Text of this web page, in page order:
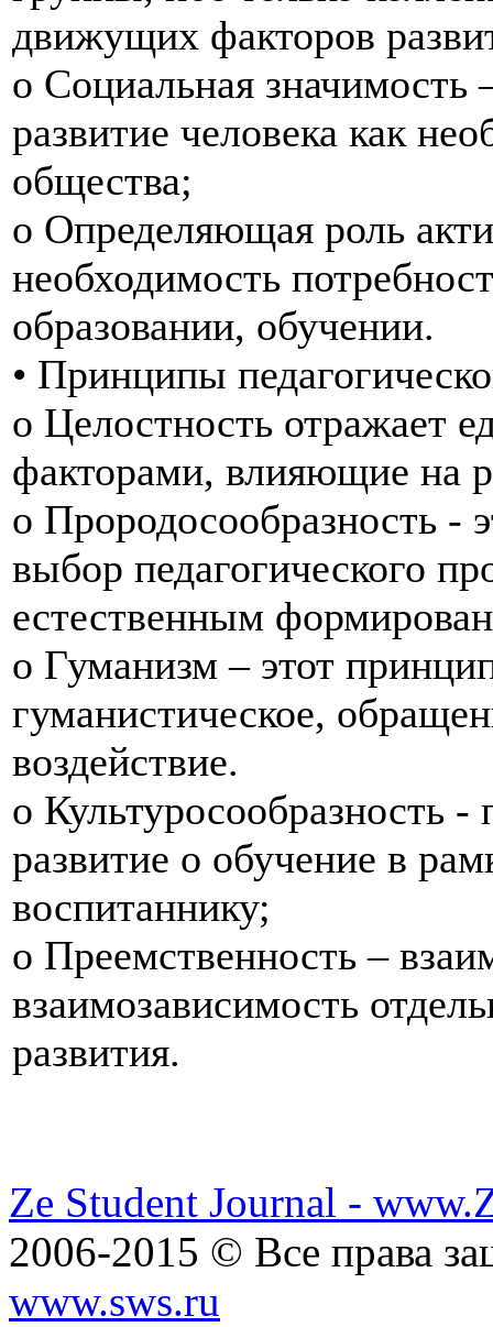
движущих факторов
o Социальная значимость
развитие человека как
общества;
o Определяющая роль
необходимость
образовании, обучении.
• Принципы
o Целостность отражает
факторами, влияющие на
o Прородосообразность -
выбор педагогического
естественным
o Гуманизм – этот
гуманистическое,
воздействие.
o Культуросообразность
развитие о обучение в
воспитаннику;
o Преемственность –
взаимозависимость
развития.
Ze Student Journal -
2006-2015 © Все права
www.sws.ru